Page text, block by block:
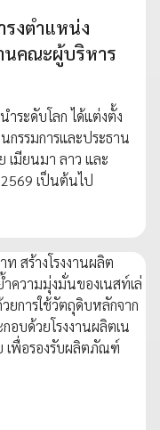
รงตำแหน่ง
นคณะผู้บริหาร
ระดับโลก ได้แต่งตั้ง
รรมการและประธาน
เมียนมา ลาว และ
เป็นต้นไป